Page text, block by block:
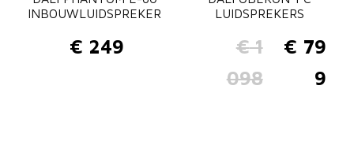
INBOUWLUIDSPREKER
€ 249
LUIDSPREKERS
€1
098
€ 79
9